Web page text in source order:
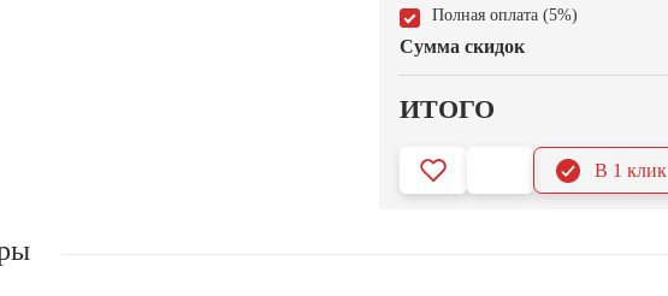
Полная оплата (5%)
Сумма скидок
ИТОГО
В 1 клик